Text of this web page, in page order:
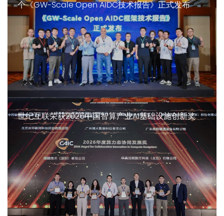
个《GW-Scale Open AIDC技术报告》正式发布
世纪互联荣获2026中国智算产业AI基础设施创新奖